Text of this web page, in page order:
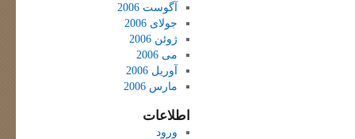
آگوست 2006
جولای 2006
ژوئن 2006
می 2006
آوریل 2006
مارس 2006
اطلاعات
ورود